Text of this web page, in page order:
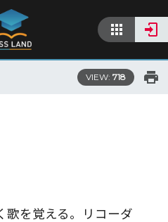
VIEW: 718
歌を覚える。リコーダ